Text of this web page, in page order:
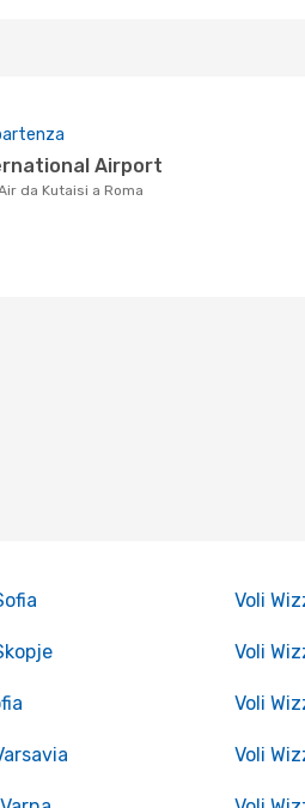
Airport
da Kutaisi a Roma
Voli
Voli
Voli
Voli